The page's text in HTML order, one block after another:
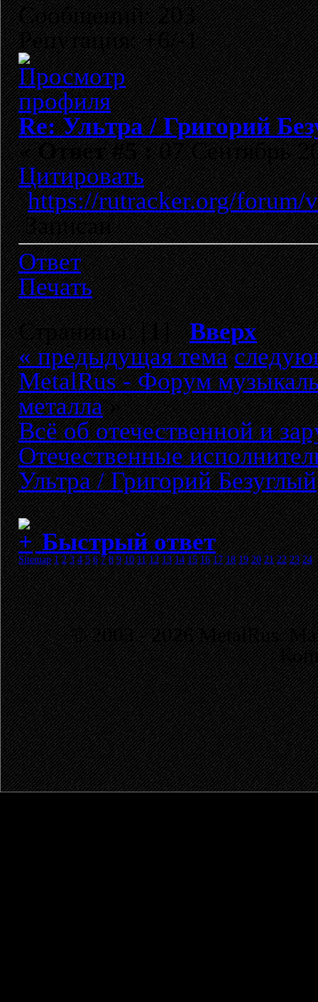
Сообщений: 203
Репутация: +6/-1
Re: Ультра / Григорий
«Ответ #5 :07 Сентябрь
Цитировать
https://rutracker.org/forum/
Записан
Ответ
Печать
Страницы: [1]Вверх
« предыдущая тема
MetalRus - Форум
металла»
Всё об отечественной и
Отечественные
Ультра / Григорий Безуглый
Быстрый ответ
Sitemap 1 2 3 4 5 6 7 8 9 10 11 12 13 14 15 16 17 18 19 20 21 22 23 24
© 2003 - 2026 MetalRus.